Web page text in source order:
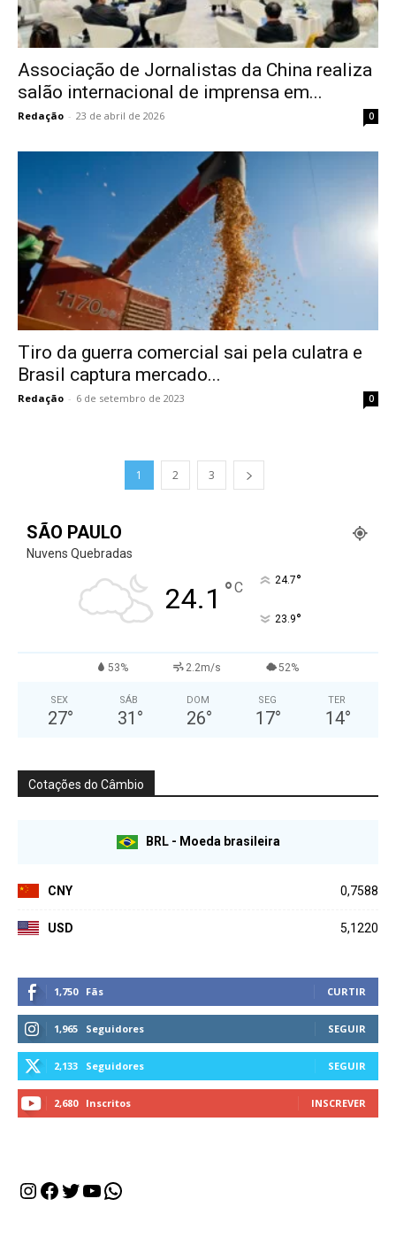
Associação de Jornalistas da China realiza
salão internacional de imprensa em...
Redação - 23 de abril de 2026 0
Tiro da guerra comercial sai pela culatra e
Brasil captura mercado...
Redação - 6 de setembro de 2023 0
1 2 3
SÃO PAULO
Nuvens Quebradas
24.1 °C 24.7°
23.9°
53% 2.2m/s 52%
SEX
27°
SÁB
31 °
DOM
26°
SEG
17°
TER
14°
Cotações do Câmbio
BRL - Moeda brasileira
CNY 0,7588
USD 5,1220
1,750 Fãs CURTIR
1,965 Seguidores SEGUIR
2,133 Seguidores SEGUIR
2,680 Inscritos INSCREVER
Instagram
Facebook
Twitter
Youtube
WhatsApp